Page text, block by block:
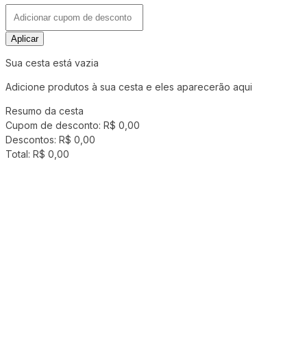
Aplicar
Sua cesta está vazia
Adicione produtos à sua cesta e eles aparecerão aqui
Resumo da cesta
Cupom de desconto: R$ 0,00
Descontos: R$ 0,00
Total: R$ 0,00